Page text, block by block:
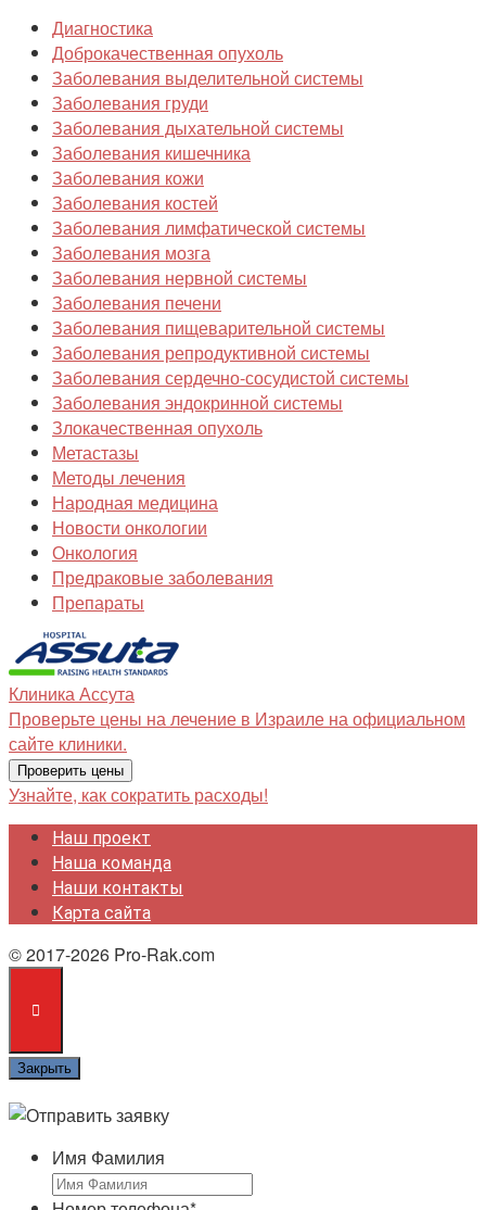
Диагностика
Доброкачественная опухоль
Заболевания выделительной системы
Заболевания груди
Заболевания дыхательной системы
Заболевания кишечника
Заболевания кожи
Заболевания костей
Заболевания лимфатической системы
Заболевания мозга
Заболевания нервной системы
Заболевания печени
Заболевания пищеварительной системы
Заболевания репродуктивной системы
Заболевания сердечно-сосудистой системы
Заболевания эндокринной системы
Злокачественная опухоль
Метастазы
Методы лечения
Народная медицина
Новости онкологии
Онкология
Предраковые заболевания
Препараты
КлиникаАссута
Проверьте цены на лечение в Израиле на официальном
сайте клиники.
Проверить цены
Узнайте, как сократить расходы!
Наш проект
Наша команда
Наши контакты
Карта сайта
© 2017-2026 Pro-Rak.com
Закрыть
Имя Фамилия